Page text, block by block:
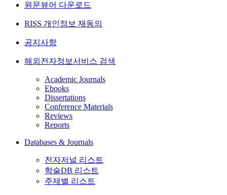
원문뷰어 다운로드
RISS 개인정보 재동의
공지사항
해외전자정보서비스 검색
Academic Journals
Ebooks
Dissertations
Conference Materials
Reviews
Reports
Databases & Journals
전자저널 리스트
학술DB 리스트
주제별 리스트